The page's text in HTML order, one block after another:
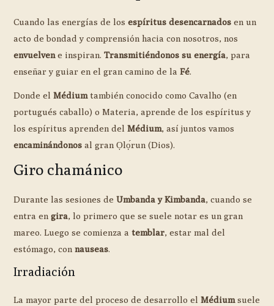
Cuando las energías de losespíritus desencarnados en un
acto de bondad y comprensión hacia con nosotros, nos
envuelvene inspiran.Transmitiéndonos su energía, para
enseñar y guiar en el gran camino de laFé.
Donde elMédiumtambién conocido como Cavalho (en
portugués caballo) o Materia, aprende de los espíritus y
los espíritus aprenden delMédium, así juntos vamos
encaminándonos al gran Ọlọ́run (Dios).
Giro chamánico
Durante las sesiones deUmbanda y Kimbanda, cuando se
entra engira, lo primero que se suele notar es un gran
mareo. Luego se comienza atemblar, estar mal del
estómago, connauseas.
Irradiación
La mayor parte del proceso de desarrollo elMédiumsuele